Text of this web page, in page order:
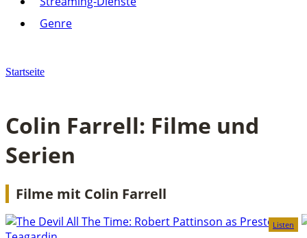
Netflix
Alle anzeigen
Genre
Startseite
Colin Farrell: Filme und
Serien
Filme mit Colin Farrell
Listen